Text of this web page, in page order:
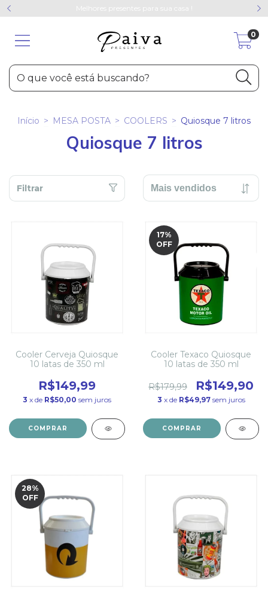
Melhores presentes para sua casa !
0
Início > MESA POSTA > COOLERS > Quiosque 7 litros
Quiosque 7 litros
Filtrar
Cooler Cerveja Quiosque
10 latas de 350 ml
R$149,99
3 x de R$50,00 sem juros
17%
OFF
Cooler Texaco Quiosque
10 latas de 350 ml
R$179,99 R$149,90
3 x de R$49,97 sem juros
28%
OFF